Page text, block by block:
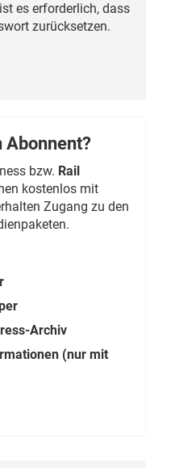
es erforderlich, dass
zurücksetzen.
Abonnent?
bzw. Rail
kostenlos mit
Zugang zu den
Archiv
(nur mit